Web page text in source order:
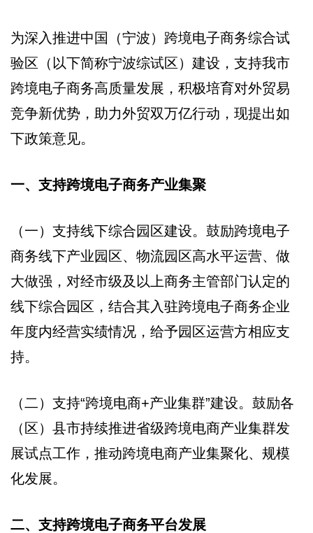
为深入推进中国（宁波）跨境电子商务综合试
验区（以下简称宁波综试区）建设，支持我市
跨境电子商务高质量发展，积极培育对外贸易
竞争新优势，助力外贸双万亿行动，现提出如
下政策意见。
一、支持跨境电子商务产业集聚
（一）支持线下综合园区建设。鼓励跨境电子
商务线下产业园区、物流园区高水平运营、做
大做强，对经市级及以上商务主管部门认定的
线下综合园区，结合其入驻跨境电子商务企业
年度内经营实绩情况，给予园区运营方相应支
持。
（二）支持“跨境电商+产业集群”建设。鼓励各
（区）县市持续推进省级跨境电商产业集群发
展试点工作，推动跨境电商产业集聚化、规模
化发展。
二、支持跨境电子商务平台发展